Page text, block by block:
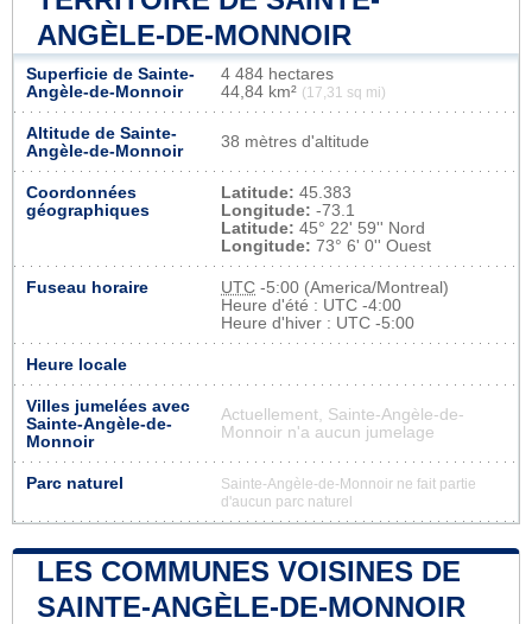
ANGÈLE-DE-MONNOIR
Superficie de Sainte-
Angèle-de-Monnoir
4 484 hectares
44,84 km² (17,31 sq mi)
Altitude de Sainte-
Angèle-de-Monnoir
38 mètres d'altitude
Coordonnées
géographiques
Latitude: 45.383
Longitude: -73.1
Latitude: 45° 22' 59'' Nord
Longitude: 73° 6' 0'' Ouest
Fuseau horaire UTC -5:00 (America/Montreal)
Heure d'été : UTC -4:00
Heure d'hiver : UTC -5:00
Heure locale
Villes jumelées avec
Sainte-Angèle-de-
Monnoir
Actuellement, Sainte-Angèle-de-
Monnoir n'a aucun jumelage
Parc naturel
Sainte-Angèle-de-Monnoir ne fait partie
d'aucun parc naturel
LES COMMUNES VOISINES DE
SAINTE-ANGÈLE-DE-MONNOIR